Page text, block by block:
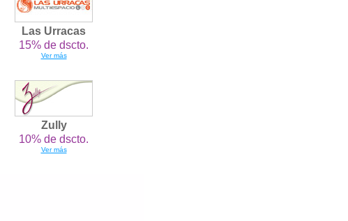
Las Urracas
15% de dscto.
Ver más
Zully
10% de dscto.
Ver más